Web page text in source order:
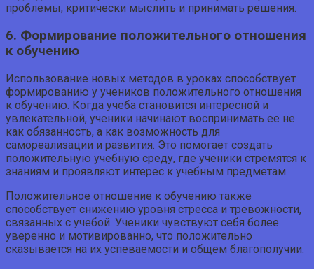
проблемы, критически мыслить и принимать решения.
6. Формирование положительного отношения
к обучению
Использование новых методов в уроках способствует
формированию у учеников положительного отношения
к обучению. Когда учеба становится интересной и
увлекательной, ученики начинают воспринимать ее не
как обязанность, а как возможность для
самореализации и развития. Это помогает создать
положительную учебную среду, где ученики стремятся к
знаниям и проявляют интерес к учебным предметам.
Положительное отношение к обучению также
способствует снижению уровня стресса и тревожности,
связанных с учебой. Ученики чувствуют себя более
уверенно и мотивированно, что положительно
сказывается на их успеваемости и общем благополучии.